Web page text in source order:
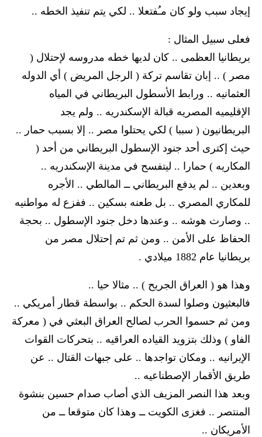
إيجاد سبب ولو كان مـُفتعلا .. لكي يتم تنفيذ الخطه ..
فعلى سبيل المثال :
بريطانيا العظمى .. كان لديها خطه مدروسه لإحتلال (
مصر ) .. إبان تقاسم تركة ( الرجل المريض ) أي الدوله
العثمانيه .. ورابط الأسطول البريطاني في المياه
الإقليميه المصريه قبالة الإسكندريه .. ولم يجد
البريطانيون ( سببا ) لكي يحتلوا مصر .. إلا بسبب حمار ..
حيث إكترى أحد جنود الإسطول البريطاني من أحد (
المكاريه ) حمارا .. ليتفسح في مدينة الإسكندريه ..
وبعدين .. لم يدفع البريطاني ــ المالطي .. الأجره
للمكاري المصري .. بل طعنه بسكين .. ففزع له مواطنيه
.. وصارت هوشه .. وعندها دخل جنود الإسطول .. بحجة
الحفاظ على الأمن .. ومن ثم تم إحتلال مصر من
بريطانيا عام 1882 ميلادي .
وهذا هو ( العراق الجريح ) .. مثالا حيا ..
فالبعثيون وصلوا لسدة الحكم .. بواسطة قطار أمريكي ..
ومن ثم حسموا الحرب لصالح العراق البعثي في ( معركة
الفاو ) وذلك بتزويد القياده العراقيه .. بتحركات القوات
الإيرانيه .. ومكان تواجدها .. على جبهات القتال .. عن
طريق الأقمار الإصطناعيه ..
وبعد هذا النصر المزيف الذي أصاب صدام حسين بنشوة
المنتصر .. فغزى الكويت ــ وهذا كان متوقعا ــ من
الأمريكان ..